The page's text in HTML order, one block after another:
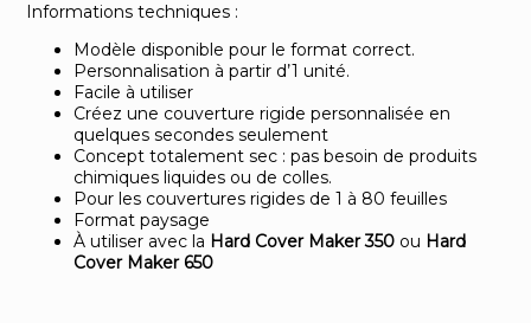
Informations techniques :
Modèle disponible pour le format correct.
Personnalisation à partir d’1 unité.
Facile à utiliser
Créez une couverture rigide personnalisée en
quelques secondes seulement
Concept totalement sec : pas besoin de produits
chimiques liquides ou de colles.
Pour les couvertures rigides de 1 à 80 feuilles
Format paysage
À utiliser avec la Hard Cover Maker 350 ou Hard
Cover Maker 650